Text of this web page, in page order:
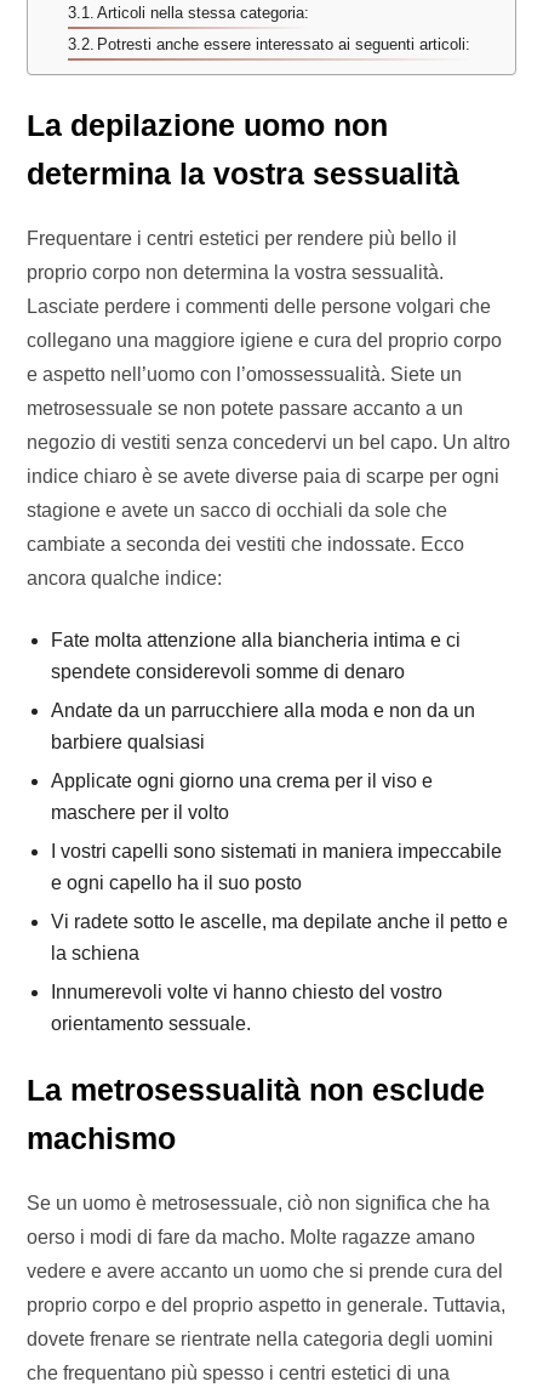
Articoli nella stessa categoria:
Potresti anche essere interessato ai seguenti articoli:
La depilazione uomo non
determina la vostra sessualità
Frequentare i centri estetici per rendere più bello il
proprio corpo non determina la vostra sessualità.
Lasciate perdere i commenti delle persone volgari che
collegano una maggiore igiene e cura del proprio corpo
e aspetto nell’uomo con l’omossessualità. Siete un
metrosessuale se non potete passare accanto a un
negozio di vestiti senza concedervi un bel capo. Un altro
indice chiaro è se avete diverse paia di scarpe per ogni
stagione e avete un sacco di occhiali da sole che
cambiate a seconda dei vestiti che indossate. Ecco
ancora qualche indice:
Fate molta attenzione alla biancheria intima e ci
spendete considerevoli somme di denaro
Andate da un parrucchiere alla moda e non da un
barbiere qualsiasi
Applicate ogni giorno una crema per il viso e
maschere per il volto
I vostri capelli sono sistemati in maniera impeccabile
e ogni capello ha il suo posto
Vi radete sotto le ascelle, ma depilate anche il petto e
la schiena
Innumerevoli volte vi hanno chiesto del vostro
orientamento sessuale.
La metrosessualità non esclude
machismo
Se un uomo è metrosessuale, ciò non significa che ha
oerso i modi di fare da macho. Molte ragazze amano
vedere e avere accanto un uomo che si prende cura del
proprio corpo e del proprio aspetto in generale. Tuttavia,
dovete frenare se rientrate nella categoria degli uomini
che frequentano più spesso i centri estetici di una